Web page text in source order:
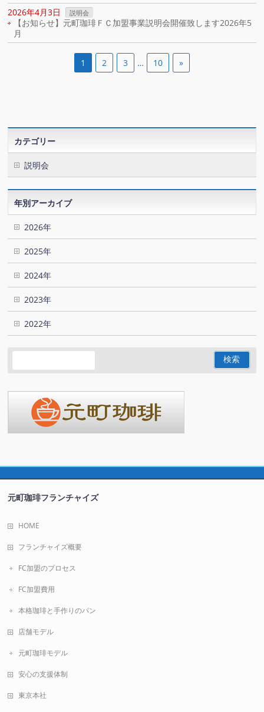
2026年4月3日
説明会
【お知らせ】元町珈琲ＦＣ加盟事業説明会開催致します2026年5
月
1 2 3 … 10 »
カテゴリー
説明会
年別アーカイブ
2026年
2025年
2024年
2023年
2022年
元町珈琲フランチャイズ
HOME
フランチャイズ概要
FC加盟のプロセス
FC加盟費用
本格珈琲と手作りのパン
店舗モデル
元町珈琲モデル
安心の支援体制
東京本社